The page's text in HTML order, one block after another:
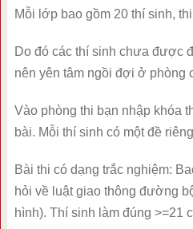
Mỗi lớp bao gồm 20 thí sinh,
Do đó các thí sinh chưa được
nên yên tâm ngồi đợi ở phòng
Vào phòng thi bạn nhập khóa
bài. Mỗi thí sinh có một đề
Bài thi có dạng trắc nghiệm:
hỏi về luật giao thông đường
hình). Thí sinh làm đúng >=21